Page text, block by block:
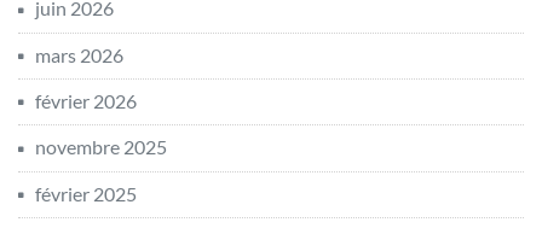
juin 2026
mars 2026
février 2026
novembre 2025
février 2025